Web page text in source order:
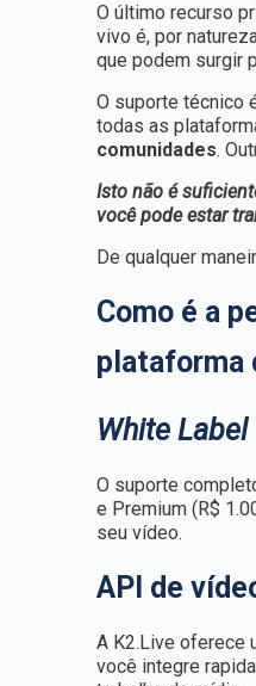
O último recurso
vivo é, por
que podem surgir
O suporte técnico
todas as
comunidades.
Isto não é
você pode estar
De qualquer
Como é a
plataforma
White Label
O suporte
e Premium(R$
seu vídeo.
API de
A K2.Live oferece
você integre